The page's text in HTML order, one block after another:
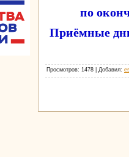
по
Приёмные дни
Просмотров: 1478 | Добавил: